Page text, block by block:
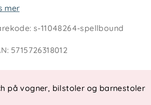
som liker å utforske og leke fritt.
er et godt eksempel på
Glidelås med beskyttelse for huden
mer
:s-11048264-spellbound
: 5715726318012
på vogner, bilstoler og barnestoler